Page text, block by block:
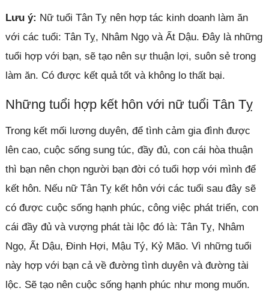
Lưu ý: Nữ tuổi Tân Tỵ nên hợp tác kinh doanh làm ăn
với các tuổi: Tân Tỵ, Nhâm Ngọ và Ất Dậu. Đây là những
tuổi hợp với bạn, sẽ tạo nên sự thuận lợi, suôn sẻ trong
làm ăn. Có được kết quả tốt và không lo thất bại.
Những tuổi hợp kết hôn với nữ tuổi Tân Tỵ
Trong kết mối lương duyên, để tình cảm gia đình được
lên cao, cuộc sống sung túc, đầy đủ, con cái hòa thuận
thì bạn nên chọn người bạn đời có tuổi hợp với mình để
kết hôn. Nếu nữ Tân Tỵ kết hôn với các tuổi sau đây sẽ
có được cuộc sống hạnh phúc, công việc phát triển, con
cái đầy đủ và vượng phát tài lộc đó là: Tân Tỵ, Nhâm
Ngọ, Ất Dậu, Đinh Hợi, Mậu Tý, Kỷ Mão. Vì những tuổi
này hợp với bạn cả về đường tình duyên và đường tài
lộc. Sẽ tạo nên cuộc sống hạnh phúc như mong muốn.